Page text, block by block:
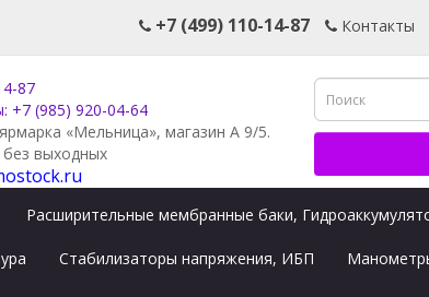
+7 (499) 110-14-87 Контакты
87
+7 (985) 920-04-64
«Мельница», магазин А 9/5.
выходных
Расширительные мембранные баки,
Стабилизаторы напряжения, ИБП